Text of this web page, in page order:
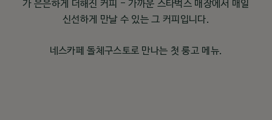
가 은은하게 더해진 커피 - 가까운 스타벅스 매장에서 매일
신선하게 만날 수 있는 그 커피입니다.
네스카페 돌체구스토로 만나는 첫 룽고 메뉴.